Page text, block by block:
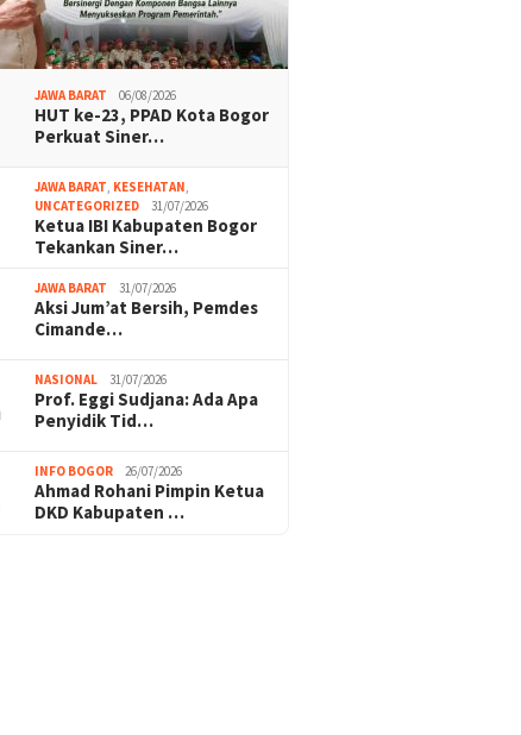
JAWA BARAT 06/08/2026
HUT ke-23, PPAD Kota Bogor
Perkuat Siner…
JAWA BARAT KESEHATAN
UNCATEGORIZED
31/07/2026
Ketua IBI Kabupaten Bogor
Tekankan Siner…
JAWA BARAT 31/07/2026
Aksi Jum’at Bersih, Pemdes
Cimande…
NASIONAL 31/07/2026
Prof. Eggi Sudjana: Ada Apa
Penyidik Tid…
INFO BOGOR 26/07/2026
Ahmad Rohani Pimpin Ketua
DKD Kabupaten …